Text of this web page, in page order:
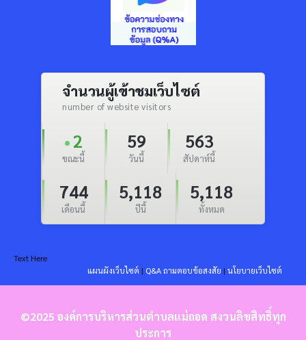
จำนวนผู้เข้าชมเว็บไซต์
number of website visitors
2
ขณะนี้
59
วันนี้
563
สัปดาห์นี้
744
เดือนนี้
5,118
ปีนี้
5,118
ทั้งหมด
Text Here
แผนผังเว็บไซต์ | Q&A ถามตอบข้อสงสัย | นโยบายเว็บไซต์
©2025 องค์การบริหารส่วนตำบลแม่ถอด สงวนลิขสิทธิ์ทุก
ประการ